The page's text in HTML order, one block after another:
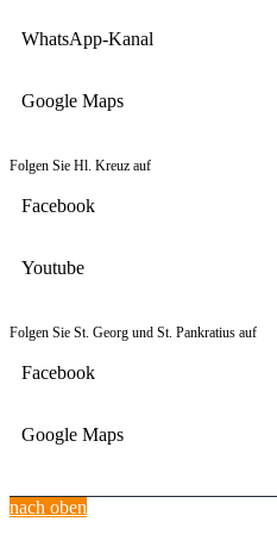
WhatsApp-Kanal
Google Maps
Folgen Sie Hl. Kreuz auf
Facebook
Youtube
Folgen Sie St. Georg und St. Pankratius auf
Facebook
Google Maps
nach oben